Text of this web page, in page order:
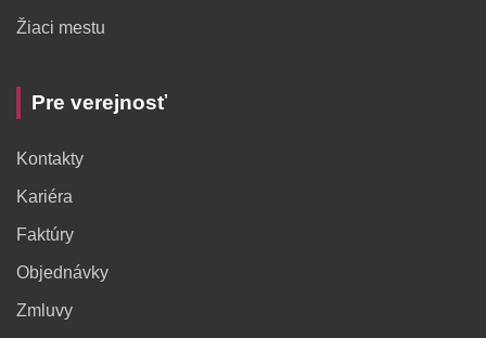
Žiaci mestu
Pre verejnosť
Kontakty
Kariéra
Faktúry
Objednávky
Zmluvy